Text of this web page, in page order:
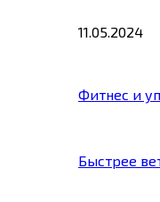
11.05.2024
Фитнес и
Быстрее